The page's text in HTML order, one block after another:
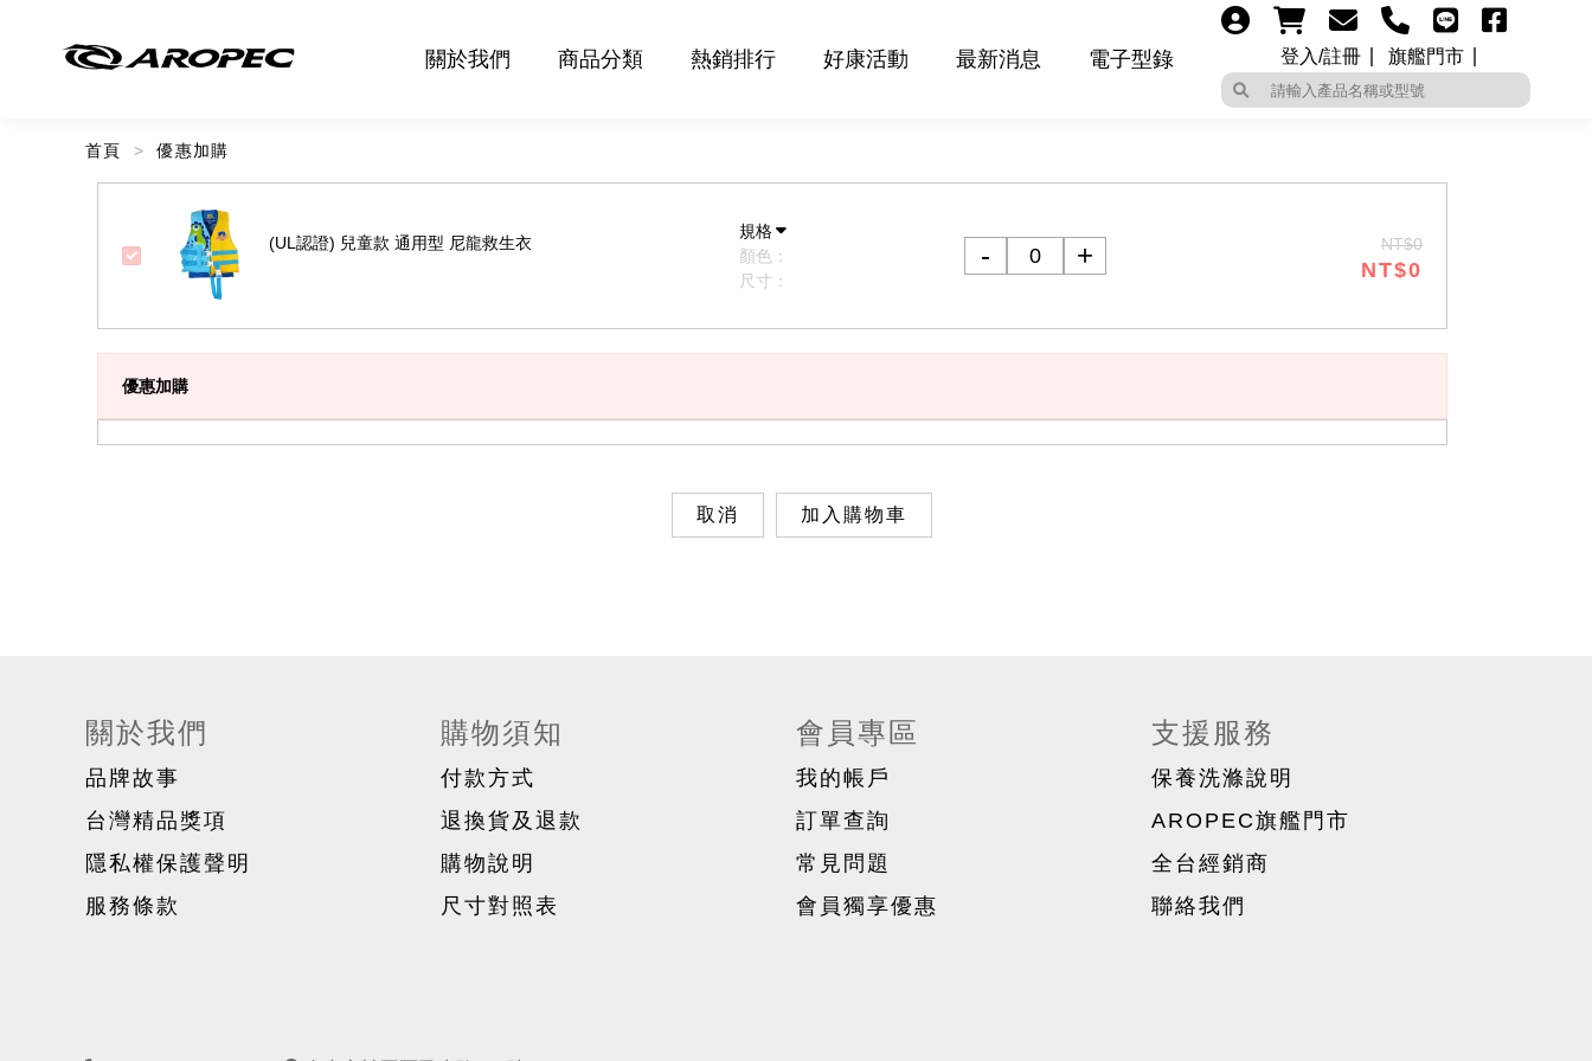
關於我們 商品分類 熱銷排行 好康活動 最新消息 電子型錄 登入/註冊 旗艦門市
首頁 優惠加購
(UL認證) 兒童款 通用型 尼龍救生衣
規格
顏色：
尺寸：
NT$0
NT$0
優惠加購
取消 加入購物車
關於我們
品牌故事
台灣精品獎項
隱私權保護聲明
服務條款
購物須知
付款方式
退換貨及退款
購物說明
尺寸對照表
會員專區
我的帳戶
訂單查詢
常見問題
會員獨享優惠
支援服務
保養洗滌說明
AROPEC旗艦門市
全台經銷商
聯絡我們